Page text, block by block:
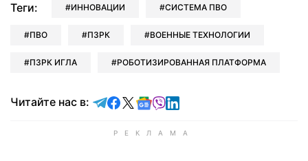
Теги: ИННОВАЦИИ СИСТЕМА ПВО
ПВО ПЗРК ВОЕННЫЕ ТЕХНОЛОГИИ
ПЗРК ИГЛА РОБОТИЗИРОВАННАЯ ПЛАТФОРМА
Читайте нас в: Читайте в Telegram
Читайте в Facebook
Читайте в X
Читайте в Google news
Читайте в Viber
Читайте в LinkedIn